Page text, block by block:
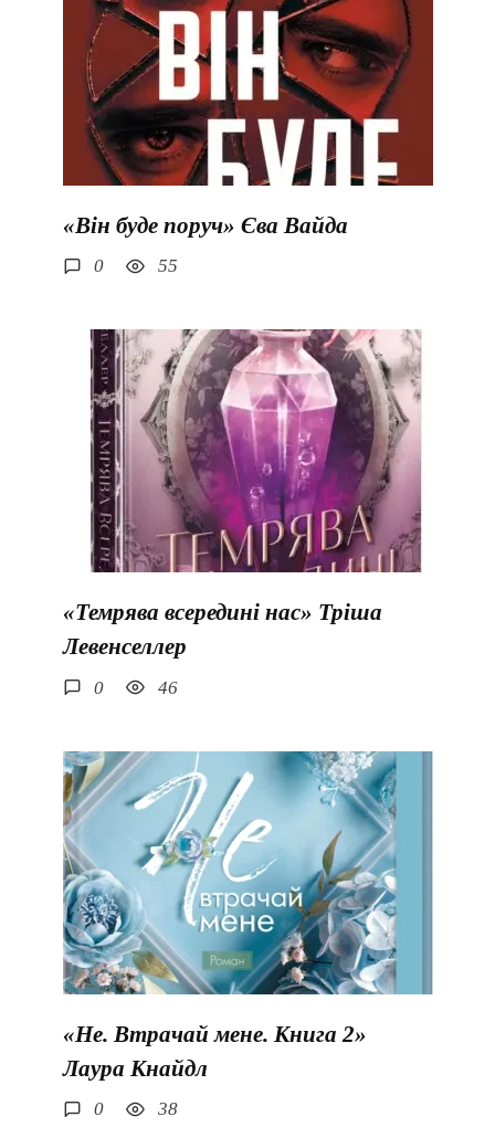
«Він буде поруч» Єва Вайда
0 55
«Темрява всередині нас» Тріша
Левенселлер
0 46
«Не. Втрачай мене. Книга 2»
Лаура Кнайдл
0 38